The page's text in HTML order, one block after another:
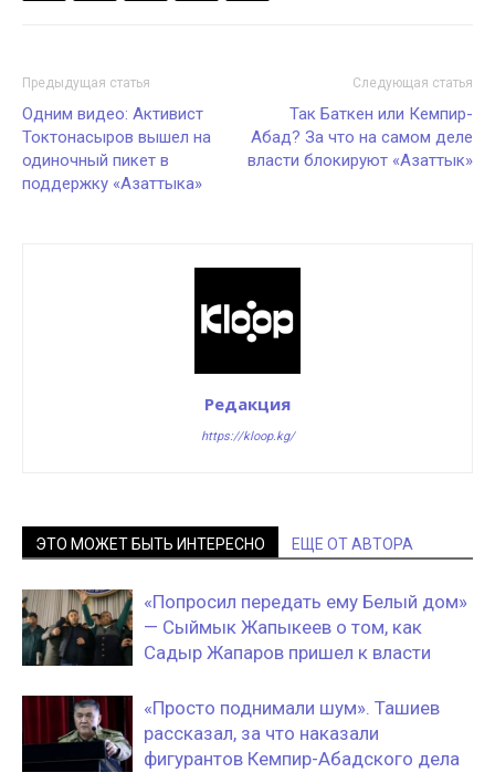
Предыдущая статья
Одним видео: Активист
Токтонасыров вышел на
одиночный пикет в
поддержку «Азаттыка»
Следующая статья
Так Баткен или Кемпир-
Абад? За что на самом деле
власти блокируют «Азаттык»
Редакция
https://kloop.kg/
ЭТО МОЖЕТ БЫТЬ ИНТЕРЕСНО ЕЩЕ ОТ АВТОРА
«Попросил передать ему Белый дом»
— Сыймык Жапыкеев о том, как
Садыр Жапаров пришел к власти
«Просто поднимали шум». Ташиев
рассказал, за что наказали
фигурантов Кемпир-Абадского дела